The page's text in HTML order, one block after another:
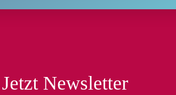
Jetzt Newsletter